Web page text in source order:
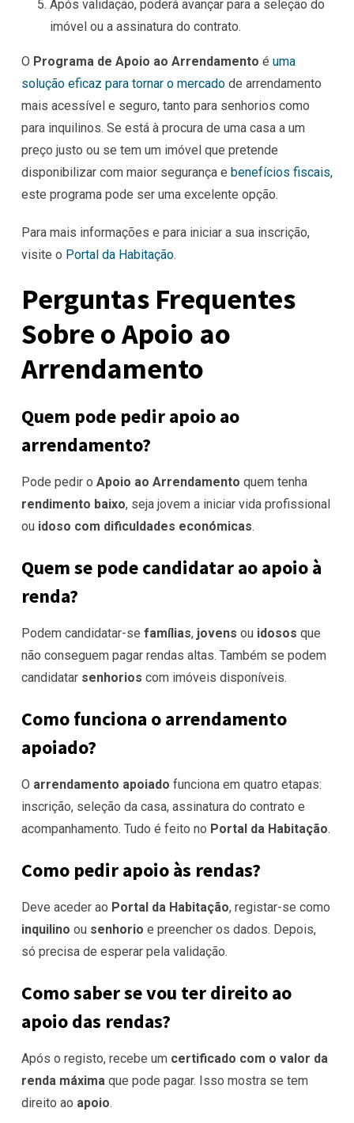
Após validação, poderá avançar para a seleção do
imóvel ou a assinatura do contrato.
O Programa de Apoio ao Arrendamento é uma
solução eficaz para tornar o mercado de arrendamento
mais acessível e seguro, tanto para senhorios como
para inquilinos. Se está à procura de uma casa a um
preço justo ou se tem um imóvel que pretende
disponibilizar com maior segurança e benefícios fiscais,
este programa pode ser uma excelente opção.
Para mais informações e para iniciar a sua inscrição,
visite o Portal da Habitação.
Perguntas Frequentes
Sobre o Apoio ao
Arrendamento
Quem pode pedir apoio ao
arrendamento?
Pode pedir o Apoio ao Arrendamento quem tenha
rendimento baixo, seja jovem a iniciar vida profissional
ou idoso com dificuldades económicas.
Quem se pode candidatar ao apoio à
renda?
Podem candidatar-se famílias, jovens ou idosos que
não conseguem pagar rendas altas. Também se podem
candidatar senhorios com imóveis disponíveis.
Como funciona o arrendamento
apoiado?
O arrendamento apoiado funciona em quatro etapas:
inscrição, seleção da casa, assinatura do contrato e
acompanhamento. Tudo é feito no Portal da Habitação.
Como pedir apoio às rendas?
Deve aceder ao Portal da Habitação, registar-se como
inquilino ou senhorio e preencher os dados. Depois,
só precisa de esperar pela validação.
Como saber se vou ter direito ao
apoio das rendas?
Após o registo, recebe um certificado com o valor da
renda máxima que pode pagar. Isso mostra se tem
direito ao apoio.